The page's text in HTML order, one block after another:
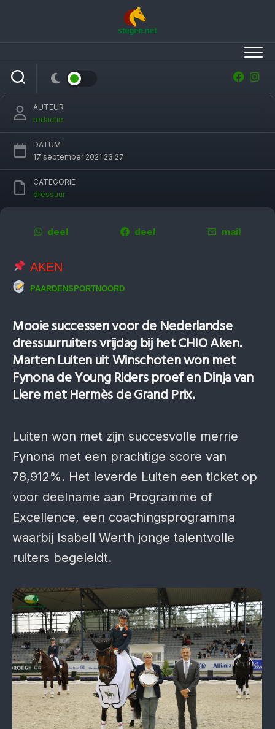
Marten Luiten en Dinja van Liere winnen op
CHIO Aken
AUTEUR
redactie
DATUM
17 september 2021 23:27
CATEGORIE
dressuur
deel deel mail
AKEN
PAARDENSPORTNOORD
Mooie successen voor de Nederlandse
dressuurruiters vrijdag bij het CHIO Aken.
Marten Luiten uit Winschoten won met
Fynona de Young Riders proef en Dinja van
Liere met Hermès de Grand Prix.
Luiten won met zijn succesvolle merrie
Fynona met een prachtige score van
78,912%. Het leverde Luiten een ticket op
voor deelname aan Programme of
Excellence, een coachingsprogramma
waarbij Isabell Werth jonge talentvolle
ruiters begeleidt.